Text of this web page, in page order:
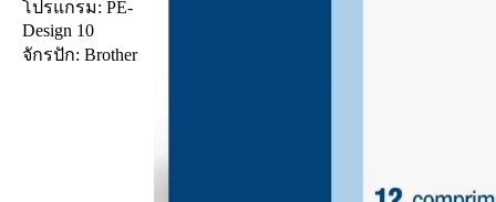
โปรแกรม: PE-
Design 10
จักรปัก: Brother